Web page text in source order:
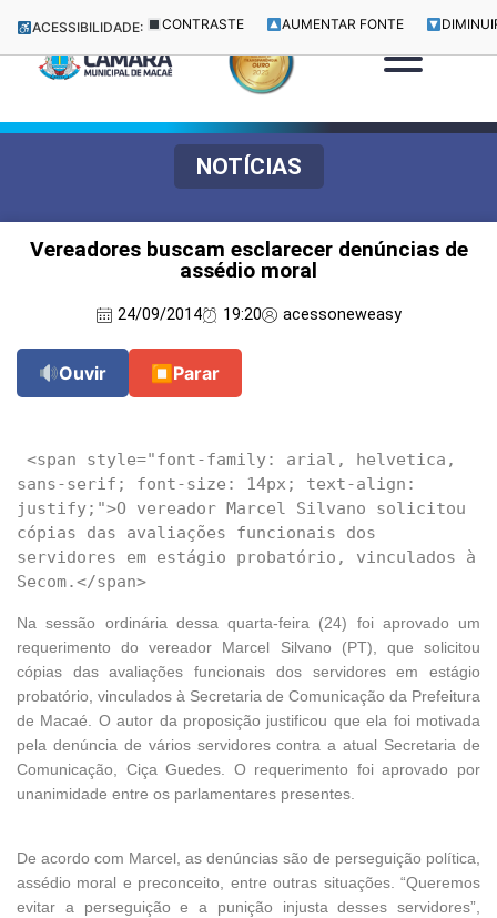
ACESSIBILIDADE: CONTRASTE AUMENTAR FONTE
NOTÍCIAS
Vereadores buscam esclarecer denúncias de
assédio moral
24/09/2014 19:20 acessoneweasy
Ouvir ⏹ Parar
sans-serif; font-size: 14px; text-align:
justify;">O vereador Marcel Silvano solicitou
cópias das avaliações funcionais dos
servidores em estágio probatório, vinculados à
Na sessão ordinária dessa quarta-feira (24) foi aprovado um
requerimento do vereador Marcel Silvano (PT), que solicitou
cópias das avaliações funcionais dos servidores em estágio
probatório, vinculados à Secretaria de Comunicação da Prefeitura
de Macaé. O autor da proposição justificou que ela foi motivada
pela denúncia de vários servidores contra a atual Secretaria de
Comunicação, Ciça Guedes. O requerimento foi aprovado por
unanimidade entre os parlamentares presentes.
De acordo com Marcel, as denúncias são de perseguição política,
assédio moral e preconceito, entre outras situações. “Queremos
evitar a perseguição e a punição injusta desses servidores”,